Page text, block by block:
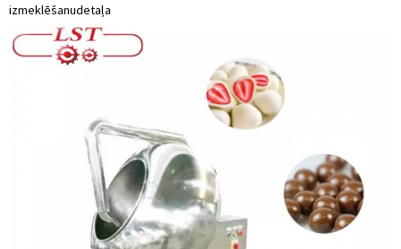
izmeklēšanudetaļa